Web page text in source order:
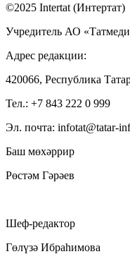
©2025 Intertat (Интертат)
Учредитель АО
Адрес редакции:
420066, Республика
Тел.: +7 843 222 0 999
Эл. почта: infotat@tatar-
Баш мөхәррир
Рөстәм Гәрәев
Шеф-редактор
Гөлүзә Ибраһимова